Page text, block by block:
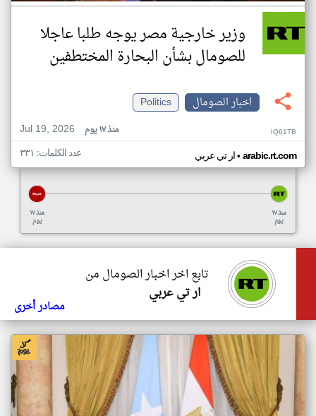
وزير خارجية مصر يوجه طلبا عاجلا
للصومال بشأن البحارة المختطفين
اخبار الصومال
Politics
Jul 19, 2026
منذ ١٧ يوم IQ61TB
ار تي عربي• arabic.rt.com عدد الكلمات: ٣٣١
منذ ١٧
يوم
منذ ١٧
يوم
تابع اخر اخبار الصومال من
ار تي عربي
مصادر أخرى